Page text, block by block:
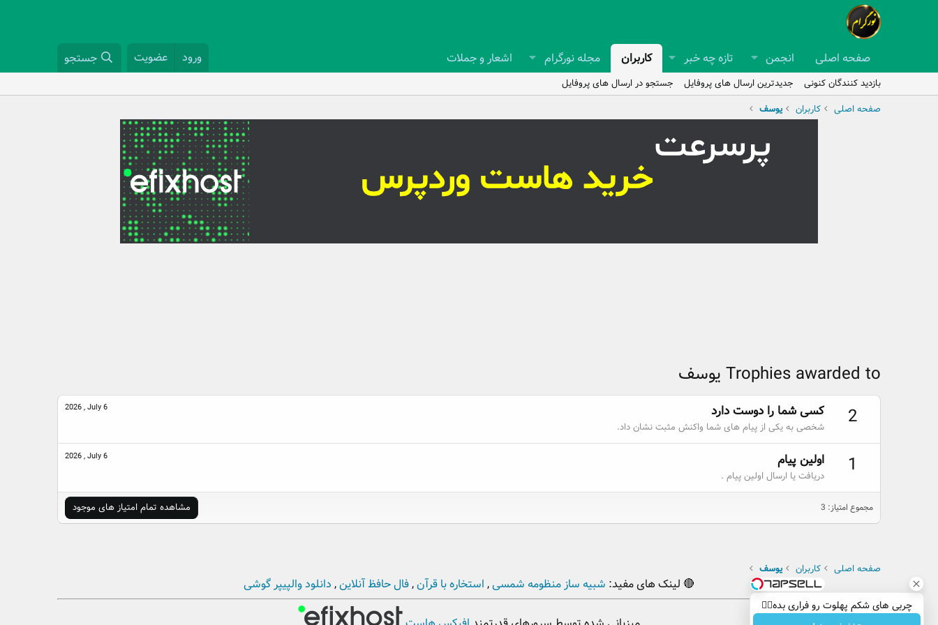
صفحه اصلی انجمن تازه چه خبر کاربران مجله نورگرام اشعار و جملات ورود عضویت جستجو
بازدید کنندگان کنونی جدیدترین ارسال های پروفایل
جستجو در ارسال های پروفایل
صفحه اصلی
کاربران یوسف
چربی های شکم پهلوت رو فراری بده👌🏻
Trophies awarded to یوسف
2
2026 , July 6 کسی شما را دوست دارد
شخصی به یکی از پیام های شما واکنش مثبت نشان داد.
1
2026 , July 6 اولین پیام
دریافت یا ارسال اولین پیام .
مجموع امتیاز: 3 مشاهده تمام امتیاز های موجود
صفحه اصلی کاربران یوسف
🔴 لینک های مفید: شبیه ساز منظومه شمسی, استخاره با قرآن,فال حافظ آنلاین, دانلود والپیپر گوشی